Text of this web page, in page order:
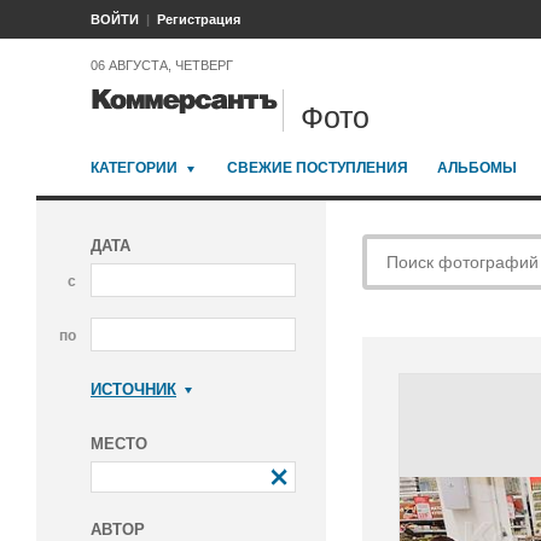
ВОЙТИ Регистрация
06 АВГУСТА, ЧЕТВЕРГ
Фото
КАТЕГОРИИ СВЕЖИЕ ПОСТУПЛЕНИЯ АЛЬБОМЫ
ДАТА
с
по
ИСТОЧНИК
МЕСТО
АВТОР